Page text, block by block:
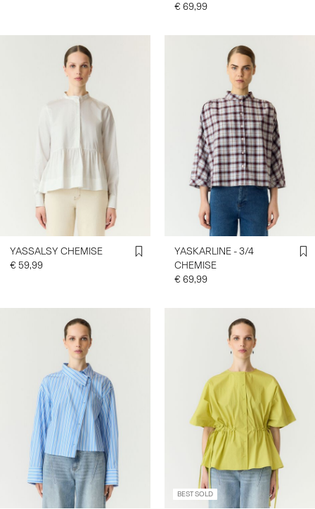
NOUS
€ 69,99
YASSALSY CHEMISE
€ 59,99
YASKARLINE - 3/4
CHEMISE
€ 69,99
BEST SOLD